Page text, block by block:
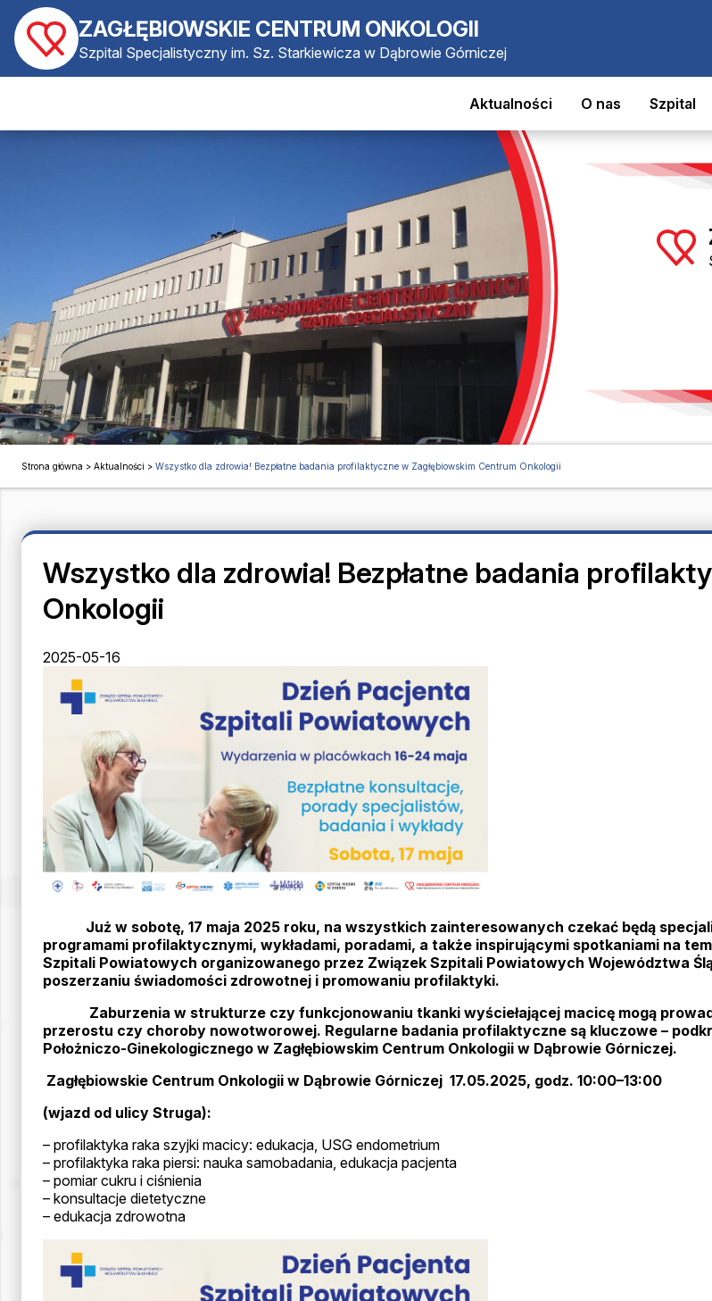
ZAGŁĘBIOWSKIE CENTRUM ONKOLOGII
Szpital Specjalistyczny im. Sz. Starkiewicza w Dąbrowie Górniczej
Aktualności O nas Szpital
Strona główna > Aktualności > Wszystko dla zdrowia! Bezpłatne badania profilaktyczne w Zagłębiowskim Centrum Onkologii
Wszystko dla zdrowia! Bezpłatne badania
Onkologii
2025-05-16
Już w sobotę, 17 maja 2025 roku, na wszystkich zainteresowanych czekać będą
programami profilaktycznymi, wykładami, poradami, a także inspirującymi spotkaniami na
Szpitali Powiatowych organizowanego przez Związek Szpitali Powiatowych Województwa
poszerzaniu świadomości zdrowotnej i promowaniu profilaktyki.
Zaburzenia w strukturze czy funkcjonowaniu tkanki wyściełającej macicę mogą
przerostu czy choroby nowotworowej. Regularne badania profilaktyczne są kluczowe –
Położniczo-Ginekologicznego w Zagłębiowskim Centrum Onkologii w Dąbrowie Górniczej.
Zagłębiowskie Centrum Onkologii w Dąbrowie Górniczej 17.05.2025, godz. 10:00–13:00
(wjazd od ulicy Struga):
– profilaktyka raka szyjki macicy: edukacja, USG endometrium
– profilaktyka raka piersi: nauka samobadania, edukacja pacjenta
– pomiar cukru i ciśnienia
– konsultacje dietetyczne
– edukacja zdrowotna